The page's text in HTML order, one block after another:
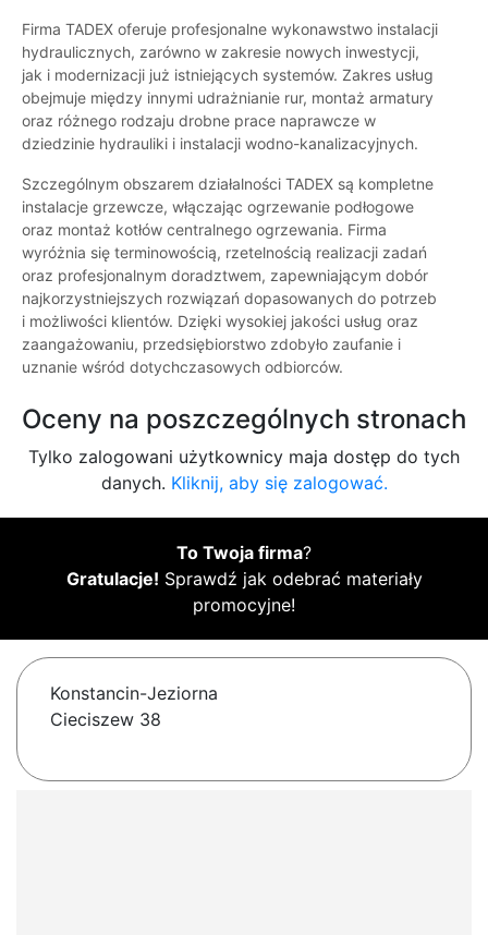
Firma TADEX oferuje profesjonalne wykonawstwo instalacji
hydraulicznych, zarówno w zakresie nowych inwestycji,
jak i modernizacji już istniejących systemów. Zakres usług
obejmuje między innymi udrażnianie rur, montaż armatury
oraz różnego rodzaju drobne prace naprawcze w
dziedzinie hydrauliki i instalacji wodno-kanalizacyjnych.
Szczególnym obszarem działalności TADEX są kompletne
instalacje grzewcze, włączając ogrzewanie podłogowe
oraz montaż kotłów centralnego ogrzewania. Firma
wyróżnia się terminowością, rzetelnością realizacji zadań
oraz profesjonalnym doradztwem, zapewniającym dobór
najkorzystniejszych rozwiązań dopasowanych do potrzeb
i możliwości klientów. Dzięki wysokiej jakości usług oraz
zaangażowaniu, przedsiębiorstwo zdobyło zaufanie i
uznanie wśród dotychczasowych odbiorców.
Oceny na poszczególnych stronach
Tylko zalogowani użytkownicy maja dostęp do tych
danych. Kliknij, aby się zalogować.
To Twoja firma?
Gratulacje! Sprawdź jak odebrać materiały
promocyjne!
Konstancin-Jeziorna
Cieciszew 38